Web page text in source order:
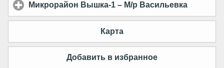
Микрорайон Вышка-1 – М/р Васильевка
Карта
Добавить в избранное